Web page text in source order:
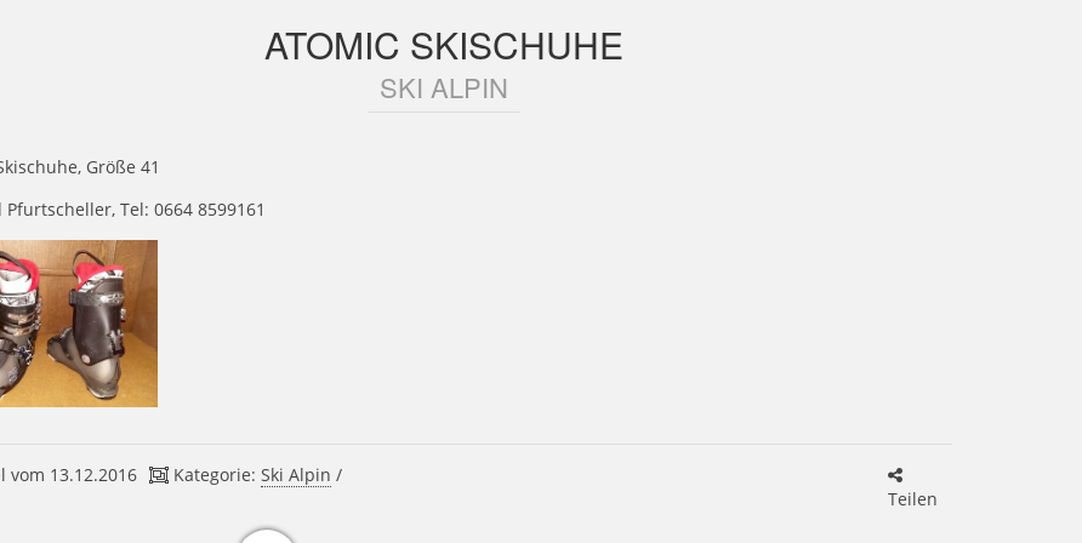
ATOMIC SKISCHUHE
SKI ALPIN
Größe 41
Pfurtscheller, Tel: 0664 8599161
vom 13.12.2016 Kategorie:Ski Alpin /
Teilen